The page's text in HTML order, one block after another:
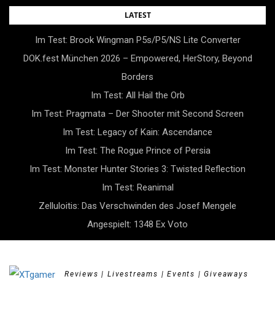
Skip
LATEST
Im Test: Brook Wingman P5s/P5/NS Lite Converter
DOK.fest München 2026 – Empowered, HerStory, Beyond
Borders
Im Test: All Hail the Orb
Im Test: Pragmata – Der Shooter mit Second Screen
Im Test: Legacy of Kain: Ascendance
Im Test: The Rogue Prince of Persia
Im Test: Monster Hunter Stories 3: Twisted Reflection
Im Test: Reanimal
Zelluloitis: Das Verschwinden des Josef Mengele
Angespielt: 1348 Ex Voto
Reviews | Livestreams | Events | Giveaways